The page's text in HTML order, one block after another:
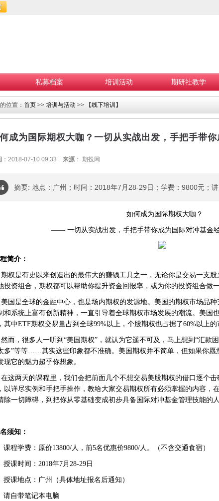
私募档案 培训活动 期研社教学
位置： 首页 >> 培训与活动 >> 【线下培训】
成为国际期权大咖？一切从实战出发，手把手带
：2018-07-10 09:33 来源： 期投网
摘要: 地点：广州；时间：2018年7月28-29日；学费：9800元；
如何成为国际期权大咖？
—— 一切从实战出发，手把手带你成为国际对冲基金经
简介：
权是有史以来创造出的最伟大的赚钱工具之一，无论你是交易一支
投资组合，期权都可以帮助你提升资金回报率，或为你的投资组合做一
国是全球的金融中心，也是场内期权的发源地。美国的期权市场品
和系统上富有创新精神，一直引导着全球期权市场发展的潮流。美国
其中ETF期权交易量占到全球99%以上，个股期权也占据了60%以上的
而，很多人一听到“美国期权”，就认为它遥不可及，马上想到“汇款困
多”等等……其实这些印象都不准确。美国期权并不简单，但如果你愿
现它的魅力超乎你想象。
这两天的课程里，我们会把前面几个不想交易美股期权的借口逐个击
以详尽实例和手把手操作，教给大家交易期权所有必须掌握的内容，
除一切障碍，到把你从零基础变成初步具备国际对冲基金管理技能的人
须知：
课程学费：原价13800/人，前5名优惠价9800/人。（不含交通食宿）
授课时间：2018年7月28-29日
授课地点：广州（具体地址报名后通知）
请自带笔记本电脑